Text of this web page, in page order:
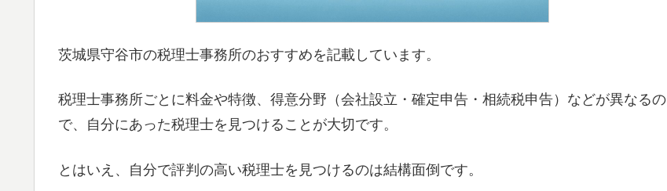
茨城県守谷市の税理士事務所のおすすめを記載しています。
税理士事務所ごとに料金や特徴、得意分野（会社設立・確定申告・相続税申告）などが異なるの
で、自分にあった税理士を見つけることが大切です。
とはいえ、自分で評判の高い税理士を見つけるのは結構面倒です。